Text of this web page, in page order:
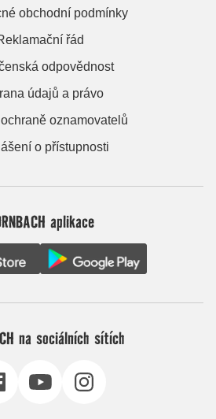
obchodní podmínky
řád
odpovědnost
údajů a právo
oznamovatelů
o přístupnosti
aplikace
na sociálních sítích